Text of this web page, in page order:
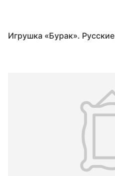
Игрушка «Бурак». Русские